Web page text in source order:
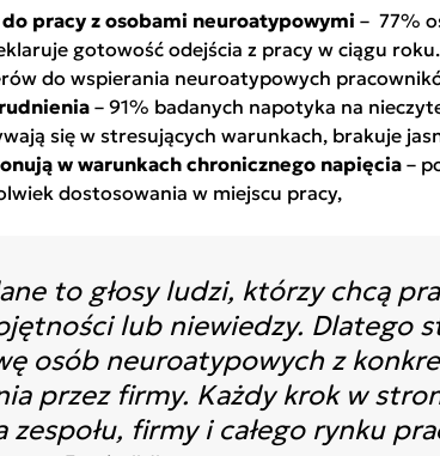
pracy z osobami neuroatypowymi – 77%
gotowość odejścia z pracy w ciągu
do wspierania neuroatypowych
– 91% badanych napotyka na
się w stresujących warunkach, brakuje
w warunkach chronicznego napięcia–
dostosowania w miejscu pracy,
to głosy ludzi, którzy chcą
lub niewiedzy. Dlatego
osób neuroatypowych z
przez firmy. Każdy krok w
firmy i całego rynku